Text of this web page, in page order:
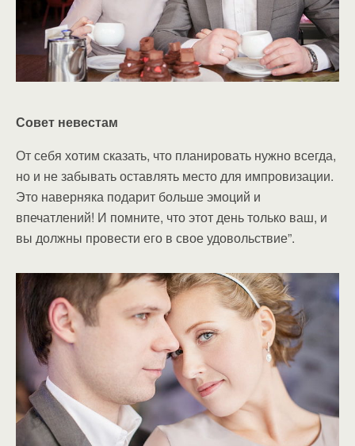
Совет невестам
От себя хотим сказать, что планировать нужно всегда,
но и не забывать оставлять место для импровизации.
Это наверняка подарит больше эмоций и
впечатлений! И помните, что этот день только ваш, и
вы должны провести его в свое удовольствие”.